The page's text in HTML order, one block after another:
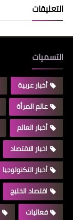
التعليقات
التسميات
أخبار عربية
عالم المرأة
أخبار العالم
اخبار الاقتصاد
أخبار التكنولوجيا
اقتصاد الخليج
فعاليات